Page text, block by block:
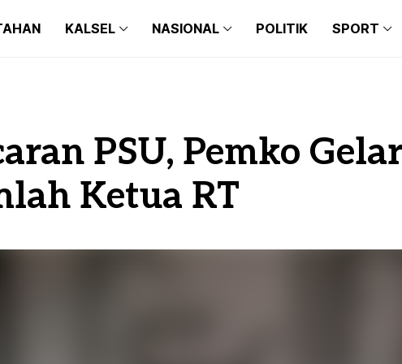
KALSEL
BANJARBARU
BANJAR
NASIONAL
JAKARTA
JAWA TIMUR
POLITIK SPORT
BANJARMASIN
BANJAR
TAPIN
HULU SUNGAI SELATAN
BALI
JAWA TIMUR
JAWA TENGAH
PSU, Pemko
Ketua RT